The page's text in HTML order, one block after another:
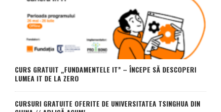
CURS GRATUIT „FUNDAMENTELE IT” – ÎNCEPE SĂ DESCOPERI
LUMEA IT DE LA ZERO
CURSURI GRATUITE OFERITE DE UNIVERSITATEA TSINGHUA DIN